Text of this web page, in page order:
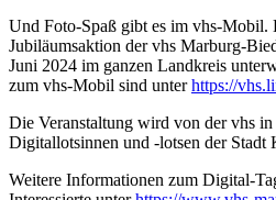
Und Foto-Spaß gibt es im vhs-Mobil.
Jubiläumsaktion der vhs Marburg-
Juni 2024 im ganzen Landkreis
zum vhs-Mobil sind unterhttps://
Die Veranstaltung wird von der vhs
Digitallotsinnen und -lotsen der Stadt
Weitere Informationen zum Digital-